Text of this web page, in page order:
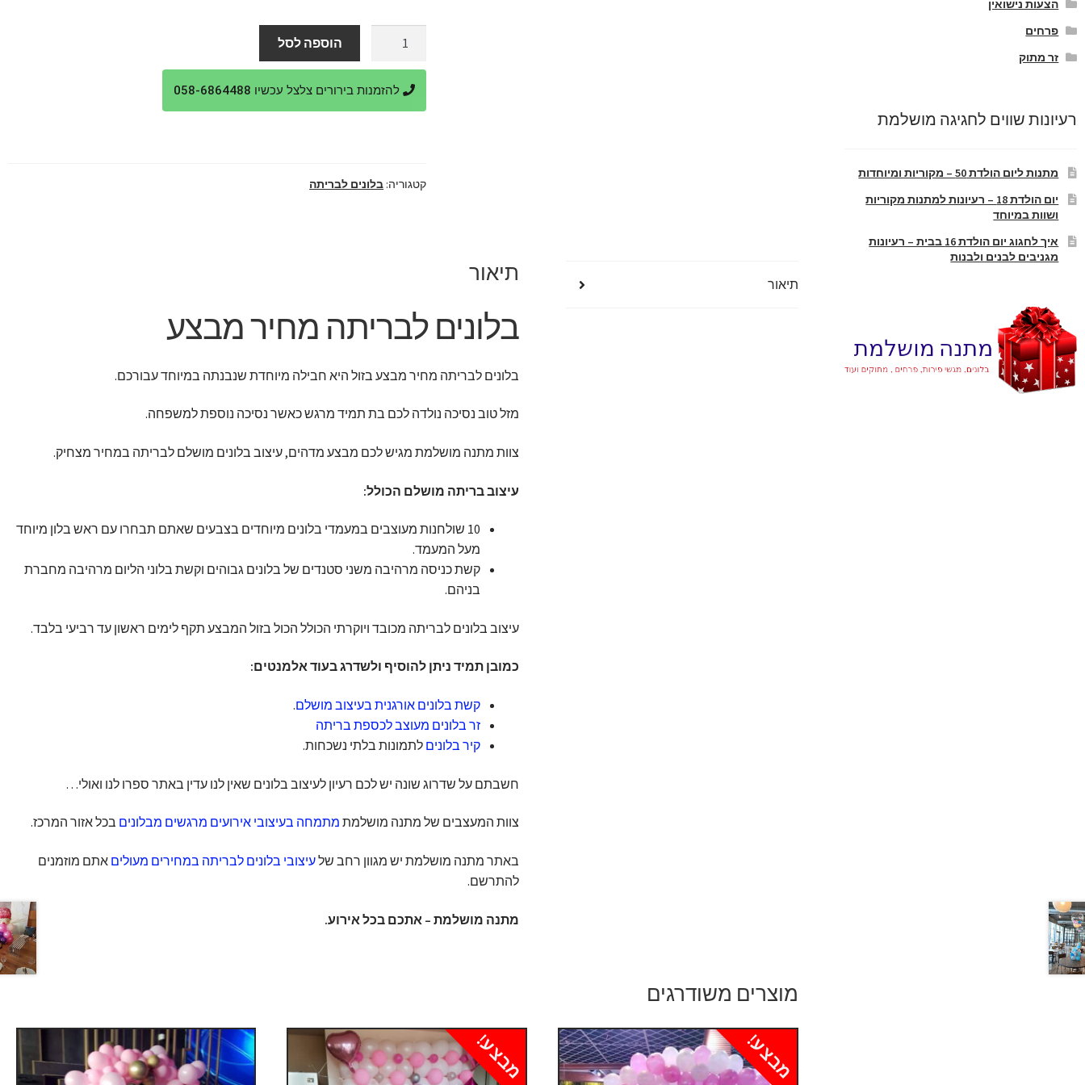
היה:
₪800.
הוא:
₪750.
בלונים
לבריתה
מחיר
הוספה לסל
להזמנות בירורים צלצל עכשיו 058-6864488
קטגוריה: בלונים לבריתה
תיאור תיאור
בלונים לבריתה מחיר מבצע
בלונים לבריתה מחיר מבצע בזול היא חבילה מיוחדת שנבנתה במיוחד עבורכם.
מזל טוב נסיכה נולדה לכם בת תמיד מרגש כאשר נסיכה נוספת למשפחה.
צוות מתנה מושלמת מגיש לכם מבצע מדהים, עיצוב בלונים מושלם לבריתה במחיר מצחיק.
עיצוב בריתה מושלם הכולל:
10 שולחנות מעוצבים במעמדי בלונים מיוחדים בצבעים שאתם תבחרו עם ראש בלון מיוחד
מעל המעמד.
קשת כניסה מרהיבה משני סטנדים של בלונים גבוהים וקשת בלוני הליום מרהיבה מחברת
בניהם.
עיצוב בלונים לבריתה מכובד ויוקרתי הכולל הכול בזול המבצע תקף לימים ראשון עד רביעי בלבד.
כמובן תמיד ניתן להוסיף ולשדרג בעוד אלמנטים:
קשת בלונים אורגנית בעיצוב מושלם.
זר בלונים מעוצב לכספת בריתה
קיר בלונים לתמונות בלתי נשכחות.
חשבתם על שדרוג שונה יש לכם רעיון לעיצוב בלונים שאין לנו עדין באתר ספרו לנו ואולי…
צוות המעצבים של מתנה מושלמת מתמחה בעיצובי אירועים מרגשים מבלונים בכל אזור המרכז.
באתר מתנה מושלמת יש מגוון רחב שלעיצובי בלונים לבריתה במחירים מעולים אתם מוזמנים
להתרשם.
מתנה מושלמת – אתכם בכל אירוע.
מוצרים משודרגים
מבצע! מבצע!
הצעות נישואין
פרחים
זר מתוק
רעיונות שווים לחגיגה מושלמת
מתנות ליום הולדת 50 – מקוריות ומיוחדות
יום הולדת 18 – רעיונות למתנות מקוריות
ושוות במיוחד
איך לחגוג יום הולדת 16 בבית – רעיונות
מגניבים לבנים ולבנות